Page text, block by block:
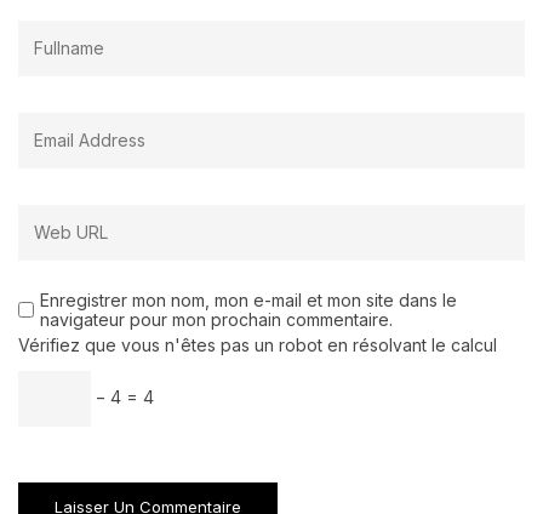
Enregistrer mon nom, mon e-mail et mon site dans le
navigateur pour mon prochain commentaire.
Vérifiez que vous n'êtes pas un robot en résolvant le calcul
− 4 = 4